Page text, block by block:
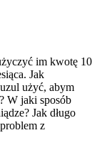
im kwotę 10
Jak
użyć, abym
W jaki sposób
Jak długo
z